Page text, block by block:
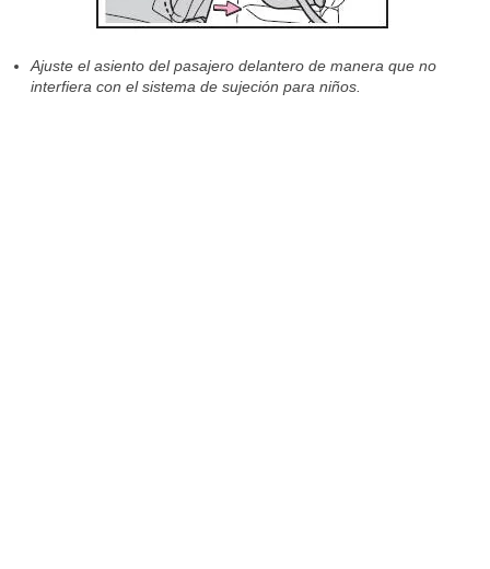
Ajuste el asiento del pasajero delantero de manera que no
interfiera con el sistema de sujeción para niños.